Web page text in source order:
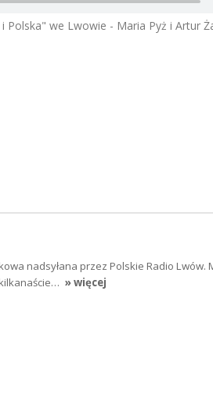
we Lwowie - Maria Pyż i Artur
nadsyłana przez Polskie Radio Lwów.
» więcej